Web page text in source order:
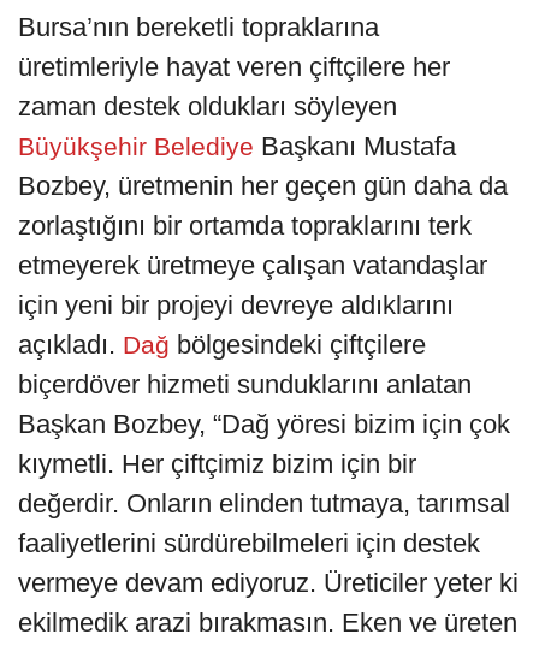
Bursa’nın bereketli topraklarına
üretimleriyle hayat veren çiftçilere her
zaman destek oldukları söyleyen
Büyükşehir Belediye Başkanı Mustafa
Bozbey, üretmenin her geçen gün daha da
zorlaştığını bir ortamda topraklarını terk
etmeyerek üretmeye çalışan vatandaşlar
için yeni bir projeyi devreye aldıklarını
açıkladı. Dağ bölgesindeki çiftçilere
biçerdöver hizmeti sunduklarını anlatan
Başkan Bozbey, “Dağ yöresi bizim için çok
kıymetli. Her çiftçimiz bizim için bir
değerdir. Onların elinden tutmaya, tarımsal
faaliyetlerini sürdürebilmeleri için destek
vermeye devam ediyoruz. Üreticiler yeter ki
ekilmedik arazi bırakmasın. Eken ve üreten